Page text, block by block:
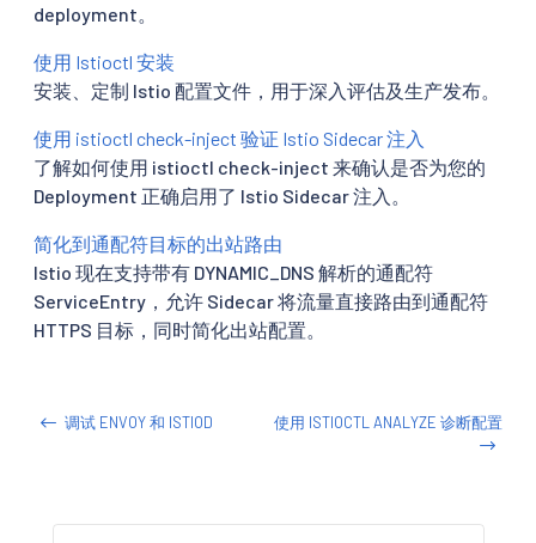
deployment。
使用 Istioctl 安装
安装、定制 Istio 配置文件，用于深入评估及生产发布。
使用 istioctl check-inject 验证 Istio Sidecar 注入
了解如何使用 istioctl check-inject 来确认是否为您的
Deployment 正确启用了 Istio Sidecar 注入。
简化到通配符目标的出站路由
Istio 现在支持带有 DYNAMIC_DNS 解析的通配符
ServiceEntry，允许 Sidecar 将流量直接路由到通配符
HTTPS 目标，同时简化出站配置。
调试 ENVOY 和 ISTIOD 使用 ISTIOCTL ANALYZE 诊断配置